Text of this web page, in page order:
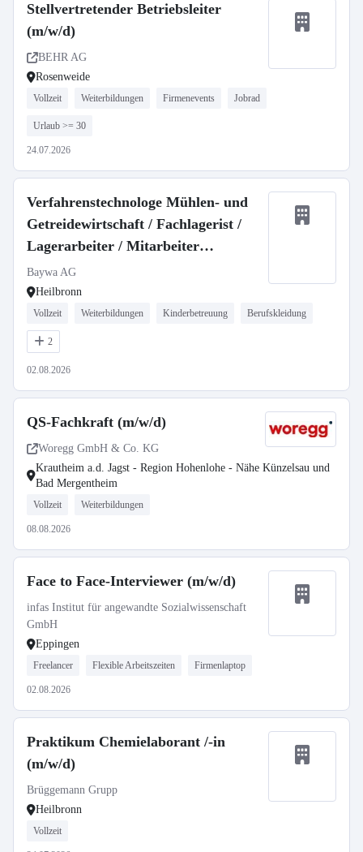
Stellvertretender Betriebsleiter
(m/w/d)
BEHR AG
Rosenweide
Vollzeit Weiterbildungen Firmenevents Jobrad
Urlaub >= 30
24.07.2026
Verfahrenstechnologe Mühlen- und
Getreidewirtschaft / Fachlagerist /
Lagerarbeiter / Mitarbeiter
Getreidesilo m/w/d, Agrar Heilbronn
Baywa AG
Heilbronn
Vollzeit Weiterbildungen Kinderbetreuung Berufskleidung
2
02.08.2026
QS-Fachkraft (m/w/d)
Woregg GmbH & Co. KG
Krautheim a.d. Jagst - Region Hohenlohe - Nähe Künzelsau und
Bad Mergentheim
Vollzeit Weiterbildungen
08.08.2026
Face to Face-Interviewer (m/w/d)
infas Institut für angewandte Sozialwissenschaft
GmbH
Eppingen
Freelancer Flexible Arbeitszeiten Firmenlaptop
02.08.2026
Praktikum Chemielaborant /-in
(m/w/d)
Brüggemann Grupp
Heilbronn
Vollzeit